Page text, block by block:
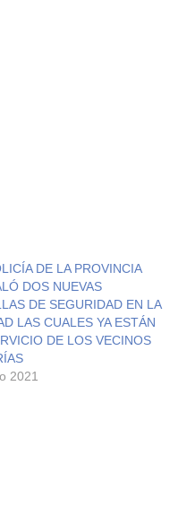
DE LA PROVINCIA
DOS NUEVAS
DE SEGURIDAD EN LA
LAS CUALES YA ESTÁN
DE LOS VECINOS
2021